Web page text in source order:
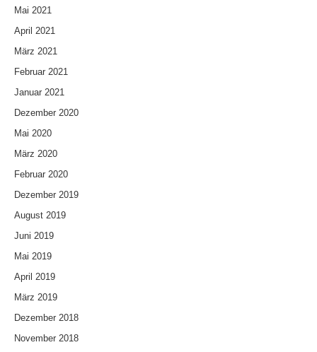
Mai 2021
April 2021
März 2021
Februar 2021
Januar 2021
Dezember 2020
Mai 2020
März 2020
Februar 2020
Dezember 2019
August 2019
Juni 2019
Mai 2019
April 2019
März 2019
Dezember 2018
November 2018